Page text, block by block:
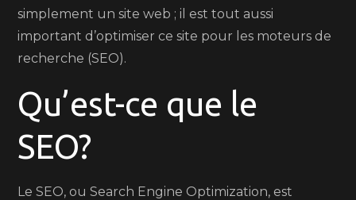
simplement un site web ; il est tout aussi
important d’optimiser ce site pour les moteurs de
recherche (SEO).
Qu’est-ce que le
SEO?
Le SEO, ou Search Engine Optimization, est